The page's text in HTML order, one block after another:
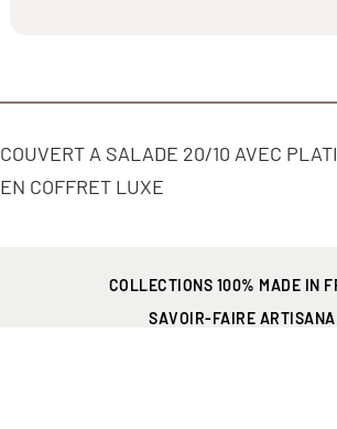
COUVERT A SALADE 20/10 AVEC
EN COFFRET LUXE
COLLECTIONS 100% MADE IN
SAVOIR-FAIRE